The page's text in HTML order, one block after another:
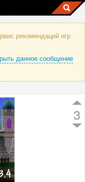
рекомендаций игр
данное сообщение
3